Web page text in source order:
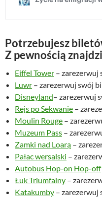
Potrzebujesz
Z pewnością
Eiffel Tower – zarezerwuj
Luwr – zarezerwuj swój
Disneyland– zarezerwuj
Rejs po Sekwanie –
Moulin Rouge –
Muzeum Pass –
Zamki nad Loarą –
Pałac wersalski –
Autobus Hop-on Hop-off
Łuk Triumfalny –
Katakumby – zarezerwuj